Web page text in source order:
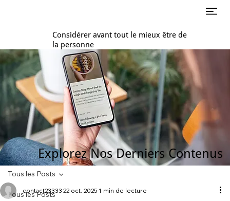
Considérer avant tout le mieux être de
la personne
Explorez Nos Derniers Contenus
Tous les Posts
Tous les Posts
contact23333 22 oct. 2025 1 min de lecture